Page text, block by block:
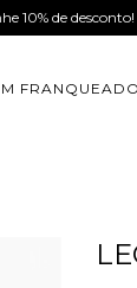
10% de desconto!
FRANQUEADO